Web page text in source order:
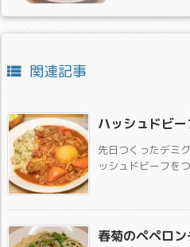
 関連記事
ハッシュドビ
先日つくったデミ
ッシュドビーフを
春菊のペペロン